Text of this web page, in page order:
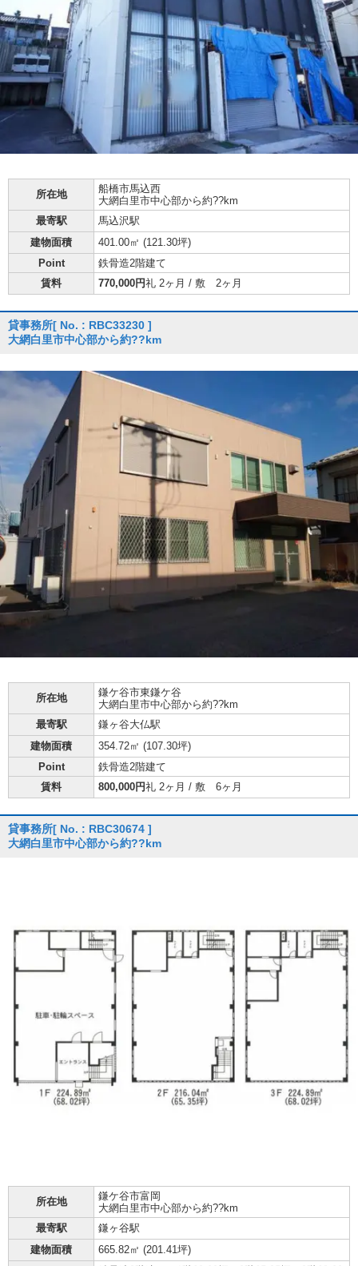
所在地 船橋市馬込西
大網白里市中心部から約??km
最寄駅
馬込沢駅
建物面積
401.00㎡ (121.30坪)
Point
鉄骨造2階建て
賃料
770,000円礼 2ヶ月 / 敷 2ヶ月
貸事務所[ No. : RBC33230 ]
大網白里市中心部から約??km
所在地 鎌ケ谷市東鎌ケ谷
大網白里市中心部から約??km
最寄駅
鎌ヶ谷大仏駅
建物面積
354.72㎡ (107.30坪)
Point
鉄骨造2階建て
賃料
800,000円礼 2ヶ月 / 敷 6ヶ月
貸事務所[ No. : RBC30674 ]
大網白里市中心部から約??km
所在地 鎌ケ谷市富岡
大網白里市中心部から約??km
最寄駅
鎌ヶ谷駅
建物面積
665.82㎡ (201.41坪)